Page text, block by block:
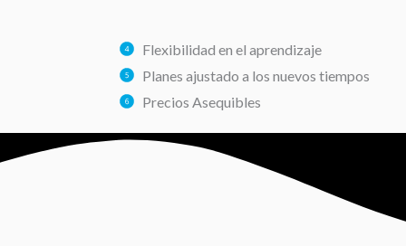
Flexibilidad en el aprendizaje
Planes ajustado a los nuevos tiempos
Precios Asequibles